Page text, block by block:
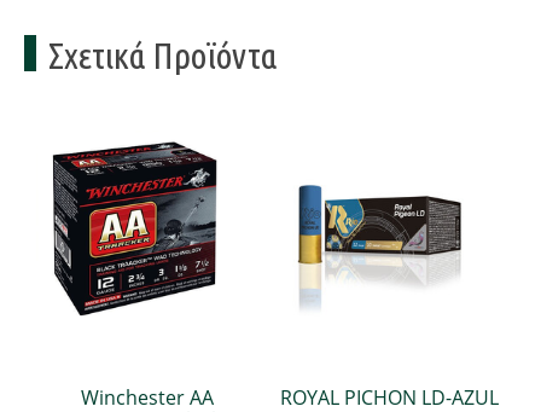
Σχετικά Προϊόντα
Winchester ΑΑ
ROYAL PICHON LD-AZUL